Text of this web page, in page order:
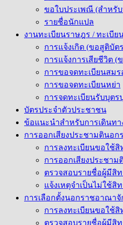
ขอใบประเพณี (สำหรั
รายชื่อนักแปล
งานทะเบียนราษฎร / ทะเบีย
การแจ้งเกิด (ขอสูติบัต
การแจ้งการเสียชีวิต
การขอจดทะเบียนสมร
การขอจดทะเบียนหย่า
การจดทะเบียนรับบุต
บัตรประจำตัวประชาชน
ข้อแนะนำสำหรับการเดินทา
การออกเสียงประชามตินอก
การลงทะเบียนขอใช้
การออกเสียงประชา
ตรวจสอบรายชื่อผู้มีสิ
แจ้งเหตุจำเป็นไม่ใช้สิ
การเลือกตั้งนอกราชอาณาจั
การลงทะเบียนขอใช้สิ
ตรวจสอบรายชื่อผู้มีสิท